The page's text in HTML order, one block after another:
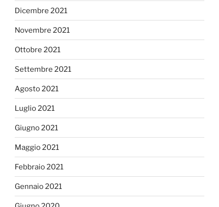
Dicembre 2021
Novembre 2021
Ottobre 2021
Settembre 2021
Agosto 2021
Luglio 2021
Giugno 2021
Maggio 2021
Febbraio 2021
Gennaio 2021